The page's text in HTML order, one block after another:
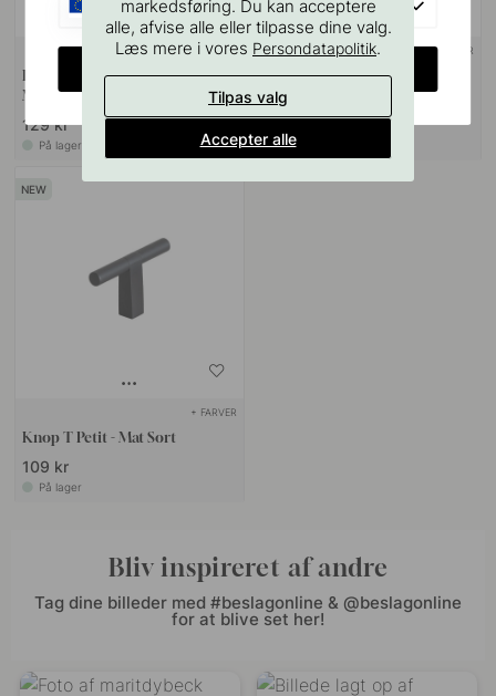
+ FARVER
Knop Copenhagen - 25mm -
Mat Sort
129 kr
På lager
+ FARVER
Knop T Flow - Mat Sort
149 kr
På lager
+ FARVER
Knop T Petit - Mat Sort
109 kr
På lager
Bliv inspireret af andre
Tag dine billeder med #beslagonline & @beslagonline
for at blive set her!
markedsføring. Du kan acceptere
alle, afvise alle eller tilpasse dine valg.
Læs mere i vores Persondatapolitik.
Tilpas valg
Accepter alle
EU